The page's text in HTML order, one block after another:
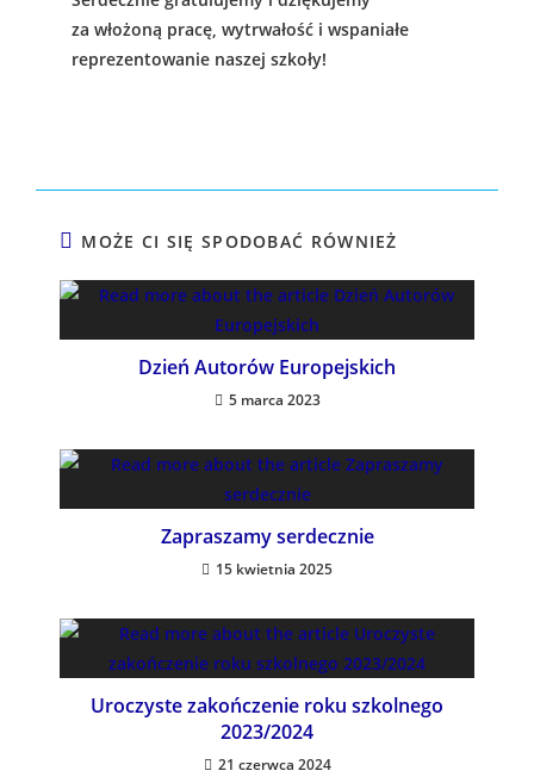
za włożoną pracę, wytrwałość i wspaniałe
reprezentowanie naszej szkoły!
MOŻE CI SIĘ SPODOBAĆ RÓWNIEŻ
Dzień Autorów Europejskich
5 marca 2023
Zapraszamy serdecznie
15 kwietnia 2025
Uroczyste zakończenie roku szkolnego
2023/2024
21 czerwca 2024